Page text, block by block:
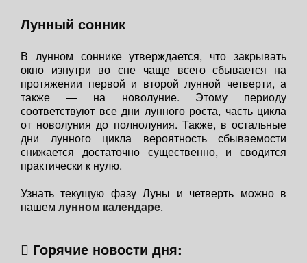
Лунный сонник
В лунном соннике утверждается, что закрывать
окно изнутри во сне чаще всего сбывается на
протяжении первой и второй лунной четверти, а
также — на новолуние. Этому периоду
соответствуют все дни лунного роста, часть цикла
от новолуния до полнолуния. Также, в остальные
дни лунного цикла вероятность сбываемости
снижается достаточно существенно, и сводится
практически к нулю.
Узнать текущую фазу Луны и четверть можно в
нашем лунном календаре.
Горячие новости дня: